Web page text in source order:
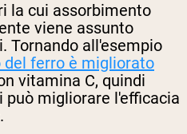
la cui assorbimento
viene assunto
Tornando all'esempio
del ferro è migliorato
vitamina C, quindi
migliorare l'efficacia